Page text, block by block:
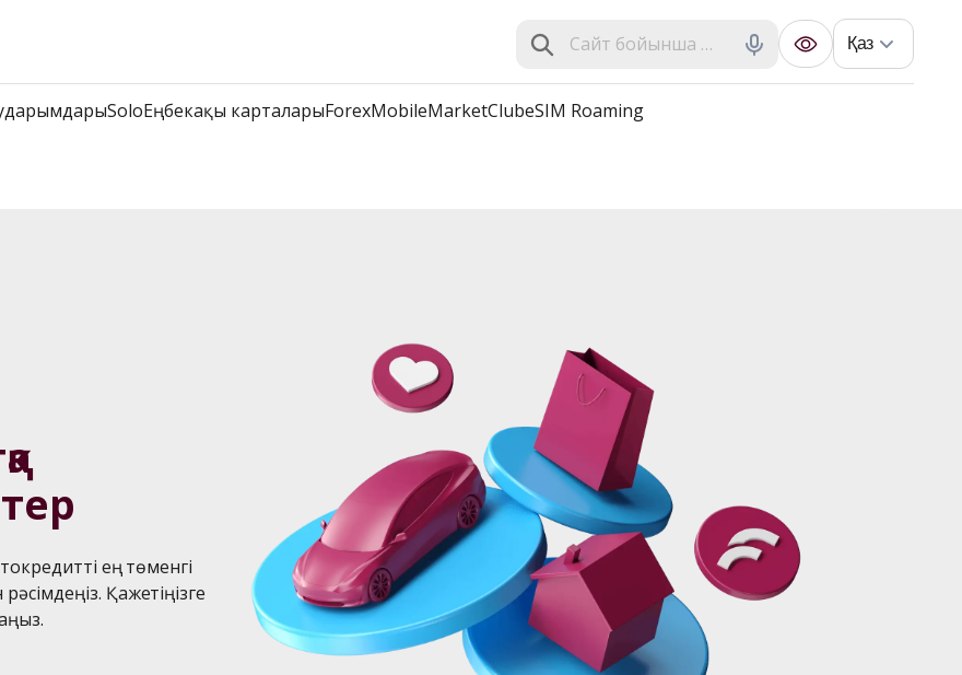
Қаз
SoloЕңбекақы карталарыForexMobileMarketClubeSIM Roaming
ең төменгі
Қажетіңізге